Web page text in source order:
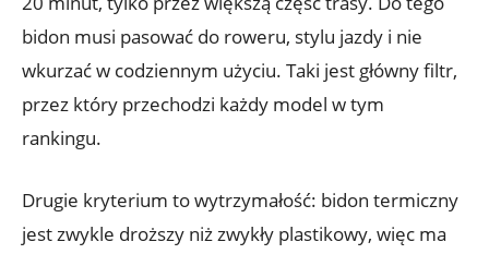
bidon musi pasować do roweru, stylu jazdy i nie
wkurzać w codziennym użyciu. Taki jest główny filtr,
przez który przechodzi każdy model w tym
rankingu.
Drugie kryterium to wytrzymałość: bidon termiczny
jest zwykle droższy niż zwykły plastikowy, więc ma